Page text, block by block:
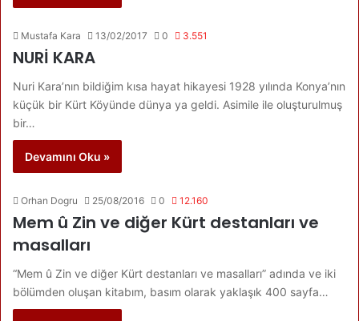
Mustafa Kara 13/02/2017 0 3.551
NURİ KARA
Nuri Kara’nın bildiğim kısa hayat hikayesi 1928 yılında Konya’nın
küçük bir Kürt Köyünde dünya ya geldi. Asimile ile oluşturulmuş
bir…
Devamını Oku »
Orhan Dogru 25/08/2016 0 12.160
Mem û Zin ve diğer Kürt destanları ve
masalları
“Mem û Zin ve diğer Kürt destanları ve masalları” adında ve iki
bölümden oluşan kitabım, basım olarak yaklaşık 400 sayfa…